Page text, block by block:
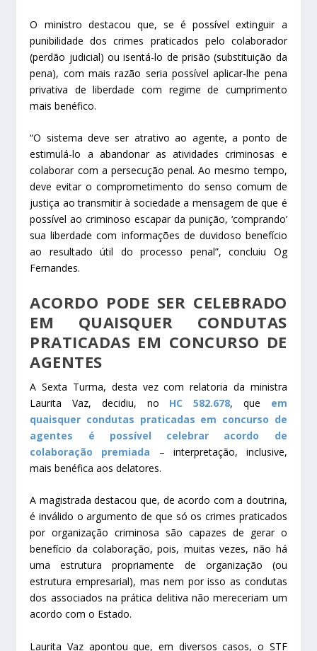
O ministro destacou que, se é possível extinguir a
punibilidade dos crimes praticados pelo colaborador
(perdão judicial) ou isentá-lo de prisão (substituição da
pena), com mais razão seria possível aplicar-lhe pena
privativa de liberdade com regime de cumprimento
mais benéfico.
“O sistema deve ser atrativo ao agente, a ponto de
estimulá-lo a abandonar as atividades criminosas e
colaborar com a persecução penal. Ao mesmo tempo,
deve evitar o comprometimento do senso comum de
justiça ao transmitir à sociedade a mensagem de que é
possível ao criminoso escapar da punição, ‘comprando’
sua liberdade com informações de duvidoso benefício
ao resultado útil do processo penal”, concluiu Og
Fernandes.
ACORDO PODE SER CELEBRADO
EM QUAISQUER CONDUTAS
PRATICADAS EM CONCURSO DE
AGENTES
A Sexta Turma, desta vez com relatoria da ministra
Laurita Vaz, decidiu, no
HC 582.678, que em
quaisquer condutas praticadas em concurso de
agentes é possível celebrar acordo de
colaboração premiada – interpretação, inclusive,
mais benéfica aos delatores.
A magistrada destacou que, de acordo com a doutrina,
é inválido o argumento de que só os crimes praticados
por organização criminosa são capazes de gerar o
benefício da colaboração, pois, muitas vezes, não há
uma estrutura propriamente de organização (ou
estrutura empresarial), mas nem por isso as condutas
dos associados na prática delitiva não mereceriam um
acordo com o Estado.
Laurita Vaz apontou que, em diversos casos, o STF